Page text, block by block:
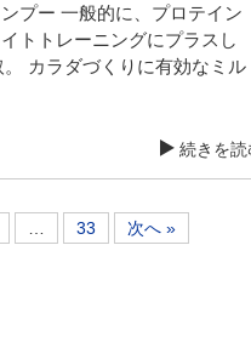
プー 一般的に、プロテイン
トトレーニングにプラスし
カラダづくりに有効なミル
続きを読
33 次へ »